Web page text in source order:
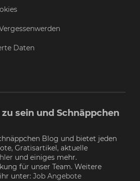
Daten
sein und Schnäppchen
Blog und bietet jeden
Gratisartikel, aktuelle
und einiges mehr.
für unser Team. Weitere
unter: Job Angebote